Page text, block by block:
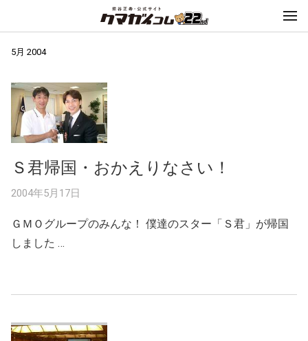
5月 2004
Ｓ君帰国・おかえりなさい！
2004年5月17日
ＧＭＯグループのみんな！ 僕達のスター「Ｓ君」が帰国
しました …